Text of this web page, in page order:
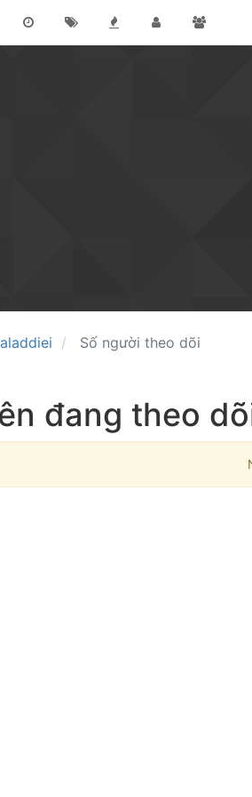
Số người theo dõi
đang theo